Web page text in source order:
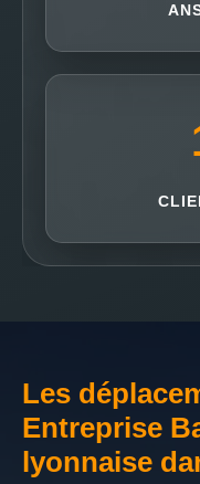
Les
Entreprise
lyonnaise